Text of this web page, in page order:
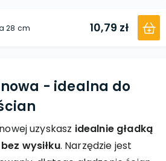
28 cm 10,79 zł
- idealna do
uzyskasz idealnie gładką
wysiłku. Narzędzie jest